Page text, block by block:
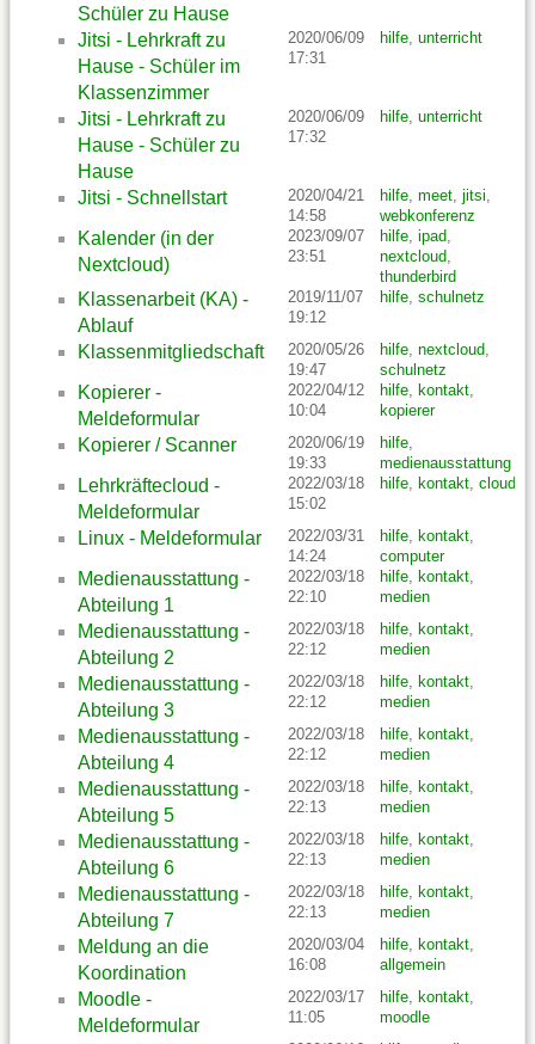
Schüler zu Hause
Jitsi - Lehrkraft zu
Hause - Schüler im
Klassenzimmer
2020/06/09
17:31
hilfe, unterricht
Jitsi - Lehrkraft zu
Hause - Schüler zu
Hause
2020/06/09
17:32
hilfe, unterricht
Jitsi - Schnellstart
2020/04/21
14:58
hilfe, meet, jitsi,
webkonferenz
Kalender (in der
Nextcloud)
2023/09/07
23:51
hilfe, ipad,
nextcloud,
thunderbird
Klassenarbeit (KA) -
Ablauf
2019/11/07
19:12
hilfe, schulnetz
Klassenmitgliedschaft
2020/05/26
19:47
hilfe, nextcloud,
schulnetz
Kopierer -
Meldeformular
2022/04/12
10:04
hilfe, kontakt,
kopierer
Kopierer / Scanner
2020/06/19
19:33
hilfe,
medienausstattung
Lehrkräftecloud -
Meldeformular
2022/03/18
15:02
hilfe, kontakt, cloud
Linux - Meldeformular
2022/03/31
14:24
hilfe, kontakt,
computer
Medienausstattung -
Abteilung 1
2022/03/18
22:10
hilfe, kontakt,
medien
Medienausstattung -
Abteilung 2
2022/03/18
22:12
hilfe, kontakt,
medien
Medienausstattung -
Abteilung 3
2022/03/18
22:12
hilfe, kontakt,
medien
Medienausstattung -
Abteilung 4
2022/03/18
22:12
hilfe, kontakt,
medien
Medienausstattung -
Abteilung 5
2022/03/18
22:13
hilfe, kontakt,
medien
Medienausstattung -
Abteilung 6
2022/03/18
22:13
hilfe, kontakt,
medien
Medienausstattung -
Abteilung 7
2022/03/18
22:13
hilfe, kontakt,
medien
Meldung an die
Koordination
2020/03/04
16:08
hilfe, kontakt,
allgemein
Moodle -
Meldeformular
2022/03/17
11:05
hilfe, kontakt,
moodle